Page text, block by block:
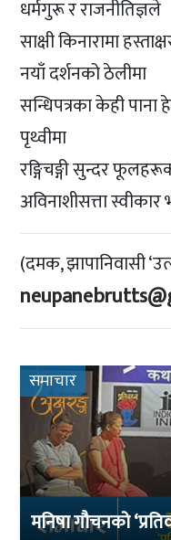
धर्मगुरू र राजनीतिज्ञले
साक्षी किनारामा
नयाँ दर्शनको ठेलीमा
सन्धिपत्रका केही
पृथ्वीमा
रङ्गिचङ्गी सुन्दर
अविनाशीसत्ता स्वीकार
(दमक, झापानिवासी
समाचार
मनिषा गौचनको